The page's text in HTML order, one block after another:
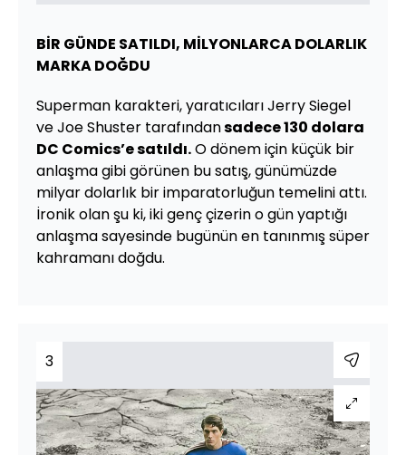
BİR GÜNDE SATILDI, MİLYONLARCA DOLARLIK
MARKA DOĞDU
Superman karakteri, yaratıcıları Jerry Siegel
ve Joe Shuster tarafındansadece 130 dolara
DC Comics’e satıldı.O dönem için küçük bir
anlaşma gibi görünen bu satış, günümüzde
milyar dolarlık bir imparatorluğun temelini attı.
İronik olan şu ki, iki genç çizerin o gün yaptığı
anlaşma sayesinde bugünün en tanınmış süper
kahramanı doğdu.
3